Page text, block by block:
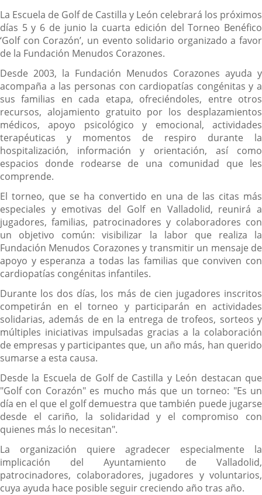
Descripción
La Escuela de Golf de Castilla y León celebrará los próximos
días 5 y 6 de junio la cuarta edición del Torneo Benéfico
‘Golf con Corazón’, un evento solidario organizado a favor
de la Fundación Menudos Corazones.
Desde 2003, la Fundación Menudos Corazones ayuda y
acompaña a las personas con cardiopatías congénitas y a
sus familias en cada etapa, ofreciéndoles, entre otros
recursos, alojamiento gratuito por los desplazamientos
médicos, apoyo psicológico y emocional, actividades
terapéuticas y momentos de respiro durante la
hospitalización, información y orientación, así como
espacios donde rodearse de una comunidad que les
comprende.
El torneo, que se ha convertido en una de las citas más
especiales y emotivas del Golf en Valladolid, reunirá a
jugadores, familias, patrocinadores y colaboradores con
un objetivo común: visibilizar la labor que realiza la
Fundación Menudos Corazones y transmitir un mensaje de
apoyo y esperanza a todas las familias que conviven con
cardiopatías congénitas infantiles.
Durante los dos días, los más de cien jugadores inscritos
competirán en el torneo y participarán en actividades
solidarias, además de en la entrega de trofeos, sorteos y
múltiples iniciativas impulsadas gracias a la colaboración
de empresas y participantes que, un año más, han querido
sumarse a esta causa.
Desde la Escuela de Golf de Castilla y León destacan que
"Golf con Corazón" es mucho más que un torneo: "Es un
día en el que el golf demuestra que también puede jugarse
desde el cariño, la solidaridad y el compromiso con
quienes más lo necesitan".
La organización quiere agradecer especialmente la
implicación del Ayuntamiento de Valladolid,
patrocinadores, colaboradores, jugadores y voluntarios,
cuya ayuda hace posible seguir creciendo año tras año.